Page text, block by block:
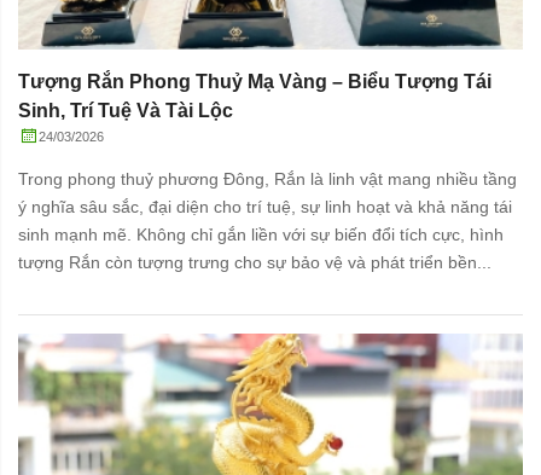
Tượng Rắn Phong Thuỷ Mạ Vàng – Biểu Tượng Tái
Sinh, Trí Tuệ Và Tài Lộc
24/03/2026
Trong phong thuỷ phương Đông, Rắn là linh vật mang nhiều tầng
ý nghĩa sâu sắc, đại diện cho trí tuệ, sự linh hoạt và khả năng tái
sinh mạnh mẽ. Không chỉ gắn liền với sự biến đổi tích cực, hình
tượng Rắn còn tượng trưng cho sự bảo vệ và phát triển bền...